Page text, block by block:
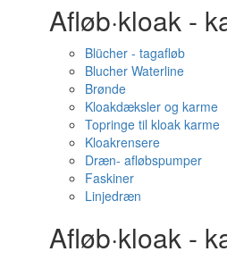
Afløb·kloak -
Blücher - tagafløb
Blucher Waterline
Brønde
Kloakdæksler og karme
Topringe til kloak karme
Kloakrensere
Dræn- afløbspumper
Faskiner
Linjedræn
Afløb·kloak -